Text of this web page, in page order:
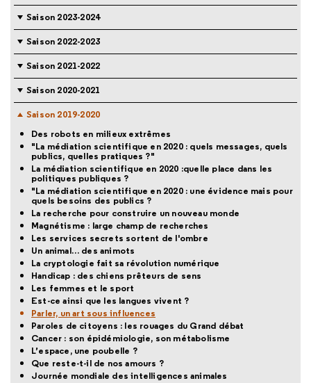
Saison 2023-2024
Saison 2022-2023
Saison 2021-2022
Saison 2020-2021
Saison 2019-2020
Des robots en milieux extrêmes
"La médiation scientifique en 2020 : quels messages, quels
publics, quelles pratiques ?"
La médiation scientifique en 2020 :quelle place dans les
politiques publiques ?
"La médiation scientifique en 2020 : une évidence mais pour
quels besoins des publics ?
La recherche pour construire un nouveau monde
Magnétisme : large champ de recherches
Les services secrets sortent de l'ombre
Un animal… des animots
La cryptologie fait sa révolution numérique
Handicap : des chiens prêteurs de sens
Les femmes et le sport
Est-ce ainsi que les langues vivent ?
Parler, un art sous influences
Paroles de citoyens : les rouages du Grand débat
Cancer : son épidémiologie, son métabolisme
L’espace, une poubelle ?
Que reste-t-il de nos amours ?
Journée mondiale des intelligences animales